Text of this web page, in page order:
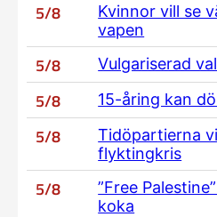
5/8
Kvinnor vill se
vapen
5/8 Vulgariserad
5/8 15-åring kan
5/8
Tidöpartierna
flyktingkris
5/8
”Free
koka